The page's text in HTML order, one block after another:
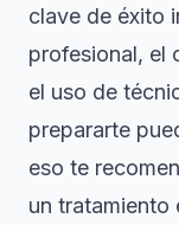
clave de éxito
profesional, el
el uso de
prepararte
eso te
un tratamiento